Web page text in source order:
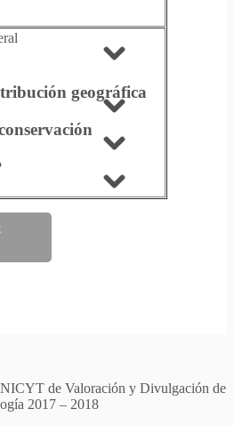
geográfica
de Valoración y Divulgación de
2017 – 2018